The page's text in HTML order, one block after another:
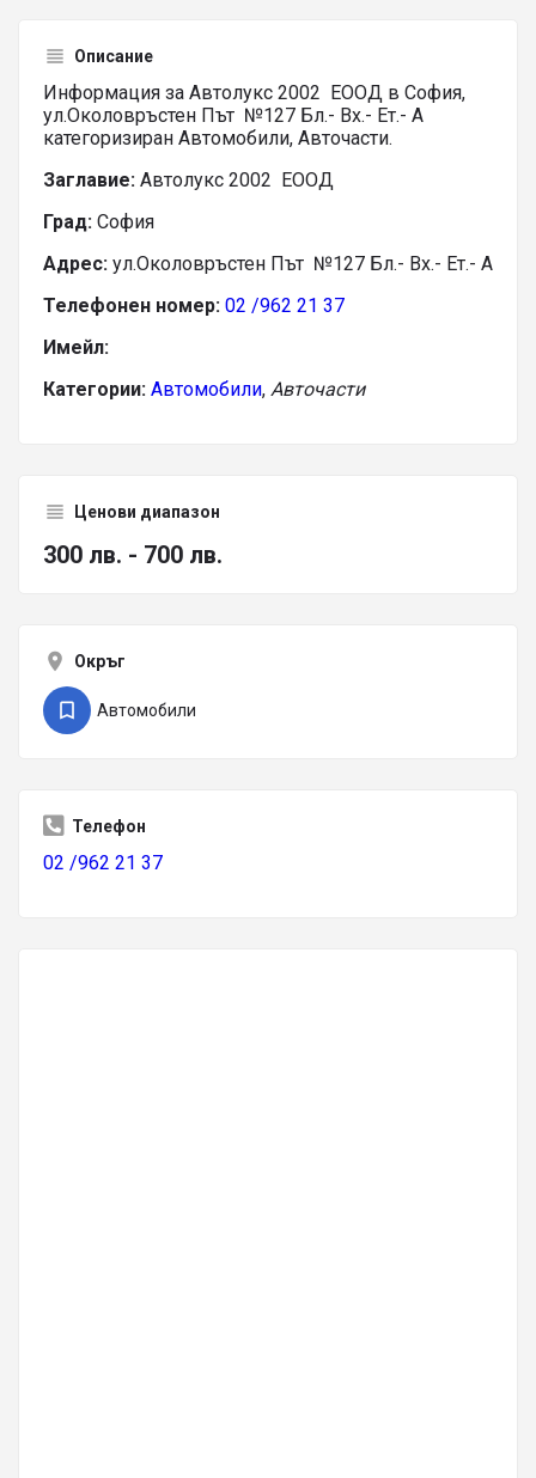
Описание
Информация за Автолукс 2002 ЕООД в София,
ул.Околовръстен Път №127 Бл.- Вх.- Ет.- А
категоризиран Автомобили, Авточасти.
Заглавие: Автолукс 2002 ЕООД
Град: София
Адрес: ул.Околовръстен Път №127 Бл.- Вх.- Ет.- А
Телефонен номер: 02 /962 21 37
Имейл:
Категории: Автомобили, Авточасти
Ценови диапазон
300 лв. - 700 лв.
Окръг
Автомобили
Телефон
02 /962 21 37